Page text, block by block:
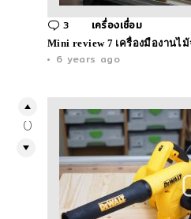
3 Comments
เครื่องเชื่อม
Mini review 7 เครื่องมืองานไ
6 years ago
0